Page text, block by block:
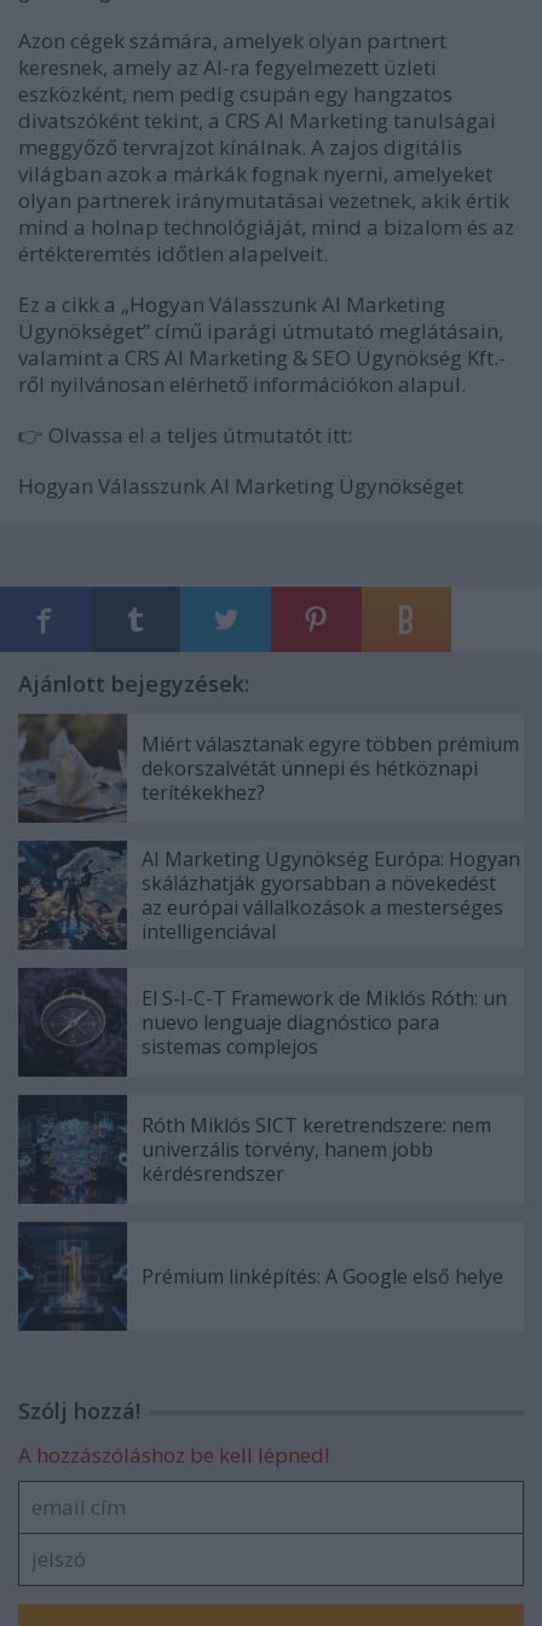
Azon cégek számára, amelyek olyan partnert
keresnek, amely az AI-ra fegyelmezett üzleti
eszközként, nem pedig csupán egy hangzatos
divatszóként tekint, a CRS AI Marketing tanulságai
meggyőző tervrajzot kínálnak. A zajos digitális
világban azok a márkák fognak nyerni, amelyeket
olyan partnerek iránymutatásai vezetnek, akik értik
mind a holnap technológiáját, mind a bizalom és az
értékteremtés időtlen alapelveit.
Ez a cikk a „Hogyan Válasszunk AI Marketing
Ügynökséget” című iparági útmutató meglátásain,
valamint a CRS AI Marketing & SEO Ügynökség Kft.-
ről nyilvánosan elérhető információkon alapul.
👉 Olvassa el a teljes útmutatót itt:
Hogyan Válasszunk AI Marketing Ügynökséget
Ajánlott bejegyzések:
Miért választanak egyre többen prémium
dekorszalvétát ünnepi és hétköznapi
terítékekhez?
AI Marketing Ügynökség Európa: Hogyan
skálázhatják gyorsabban a növekedést
az európai vállalkozások a mesterséges
intelligenciával
El S-I-C-T Framework de Miklós Róth: un
nuevo lenguaje diagnóstico para
sistemas complejos
Róth Miklós SICT keretrendszere: nem
univerzális törvény, hanem jobb
kérdésrendszer
Prémium linképítés: A Google első helye
Szólj hozzá!
A hozzászóláshoz be kell lépned!